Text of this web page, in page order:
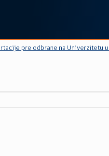
pre odbrane na Univerzitetu u